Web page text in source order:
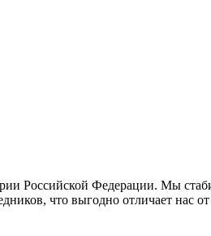
Российской Федерации. Мы
что выгодно отличает нас